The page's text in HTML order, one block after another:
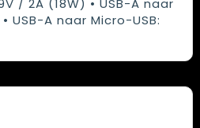
/ 2A (18W) • USB-A naar
USB-A naar Micro-USB: